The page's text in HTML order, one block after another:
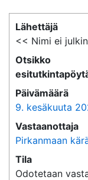
Lähettäjä
<< Nimi ei
Otsikko
Päivämäärä
9. kesäkuuta
Vastaanottaja
Pirkanmaan
Tila
Odotetaan